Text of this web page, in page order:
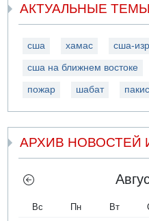
АКТУАЛЬНЫЕ ТЕМЫ
сша хамас сша-
сша на ближнем востоке
пожар шабат
АРХИВ НОВОСТЕЙ
Вс Пн Вт